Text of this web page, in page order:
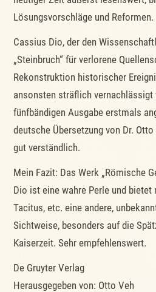
Lösungsvorschläge und Reformen.
Cassius Dio, der den
„Steinbruch“ für verlorene
Rekonstruktion historischer
ansonsten sträflich vernachlässigt
fünfbändigen Ausgabe erstmals
deutsche Übersetzung von Dr.
gut verständlich.
Mein Fazit: Das Werk „Römische
Dio ist eine wahre Perle und bietet
Tacitus, etc. eine andere,
Sichtweise, besonders auf die
Kaiserzeit. Sehr empfehlenswert.
De Gruyter Verlag
Herausgegeben von: Otto Veh